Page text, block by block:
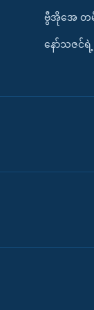
ဗွီအိုအေ တ
နော်သဇင်ရဲ့